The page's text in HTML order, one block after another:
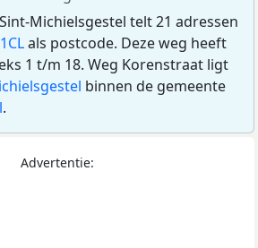
Michielsgestel telt 21 adressen
als postcode. Deze weg heeft
1 t/m 18. Weg Korenstraat ligt
binnen de gemeente
.
Advertentie: